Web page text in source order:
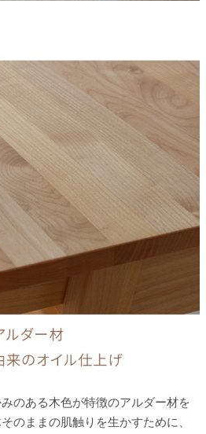
のある木色が特徴のアルダー材を
のままの肌触りを生かすために、